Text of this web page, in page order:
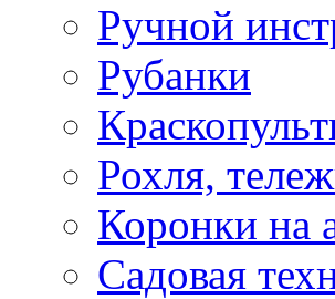
Ручной
Рубанки
Рохля,
Коронки на
Садовая